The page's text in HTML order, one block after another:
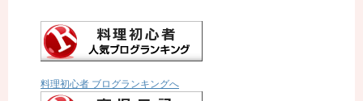
料理初心者 ブログランキングへ